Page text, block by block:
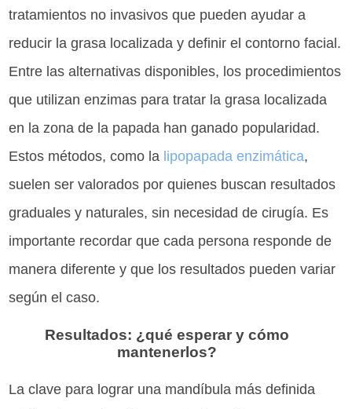
tratamientos no invasivos que pueden ayudar a
reducir la grasa localizada y definir el contorno facial.
Entre las alternativas disponibles, los procedimientos
que utilizan enzimas para tratar la grasa localizada
en la zona de la papada han ganado popularidad.
Estos métodos, como la lipopapada enzimática,
suelen ser valorados por quienes buscan resultados
graduales y naturales, sin necesidad de cirugía. Es
importante recordar que cada persona responde de
manera diferente y que los resultados pueden variar
según el caso.
Resultados: ¿qué esperar y cómo
mantenerlos?
La clave para lograr una mandíbula más definida